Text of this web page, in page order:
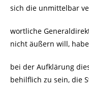
sich die unmittelbar
wortliche
nicht äußern will,
bei der Aufklärung
behilflich zu sein, die